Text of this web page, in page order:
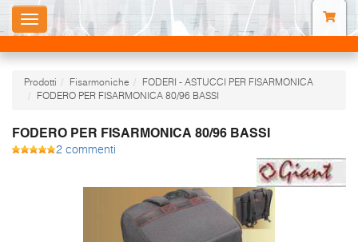
Toggle
navigation
Prodotti Fisarmoniche
FODERI - ASTUCCI PER FISARMONICA
FODERO PER FISARMONICA 80/96 BASSI
FODERO PER FISARMONICA 80/96 BASSI
2 commenti